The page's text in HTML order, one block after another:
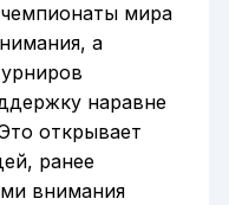
мира
а
наравне
открывает
ранее
внимания